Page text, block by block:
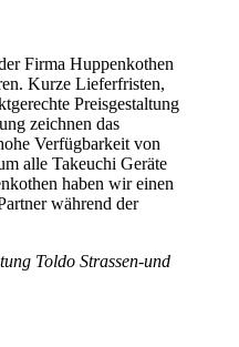
Firma Huppenkothen
Kurze Lieferfristen,
Preisgestaltung
zeichnen das
Verfügbarkeit von
alle Takeuchi Geräte
haben wir einen
während der
Toldo Strassen-und